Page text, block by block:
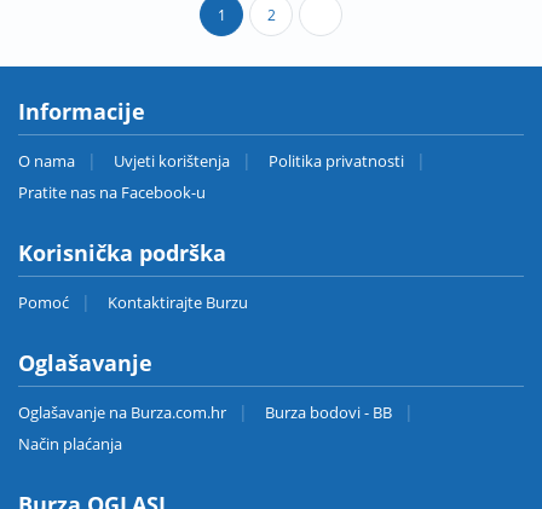
1 2
Informacije
O nama Uvjeti korištenja
Politika privatnosti
Pratite nas na Facebook-u
Korisnička podrška
Pomoć Kontaktirajte Burzu
Oglašavanje
Oglašavanje na Burza.com.hr
Burza bodovi - BB
Način plaćanja